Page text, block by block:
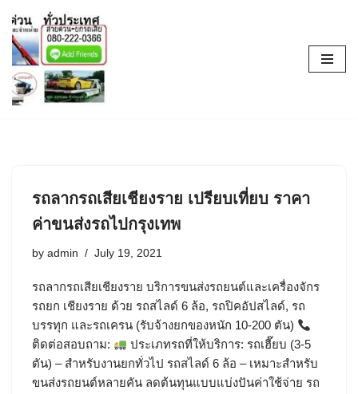
Skip
to
content
รถลากรถเสียเชียงราย เปรียบเที่ยบ ราคา
ค่าขนส่งรถไปกรุงเทพ
by admin July 19, 2021
รถลากรถเสียเชียงราย บริการขนส่งรถยนต์และเครื่องจักร
รถยก เชียงราย ด้วย รถสไลด์ 6 ล้อ, รถปิคอัปสไลด์, รถ
บรรทุก และรถเครน (รับจ้างยกของหนัก 10-200 ตัน)
ติดต่อสอบถาม:
ประเภทรถที่ให้บริการ: รถเฮี๊ยบ (3-5
ตัน) – สำหรับงานยกทั่วไป รถสไลด์ 6 ล้อ – เหมาะสำหรับ
ขนส่งรถยนต์หลายคัน ลดต้นทุนแบบแบ่งปันค่าใช้จ่าย รถ